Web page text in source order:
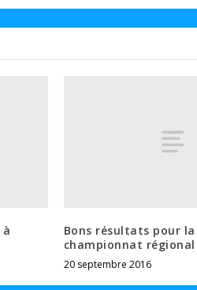
à
Bons résultats pour
championnat régional
20 septembre 2016